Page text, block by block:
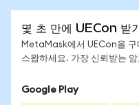
몇 초 만에 UECon 받
MetaMask에서 UECon을 구
스왑하세요. 가장 신뢰받는
Google Play